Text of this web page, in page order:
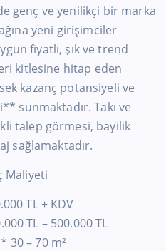
genç ve yenilikçi bir marka
yeni girişimciler
fiyatlı, şık ve trend
kitlesine hitap eden
kazanç potansiyeli ve
sunmaktadır. Takı ve
talep görmesi, bayilik
sağlamaktadır.
Maliyeti
TL + KDV
TL – 500.000 TL
30 – 70 m²